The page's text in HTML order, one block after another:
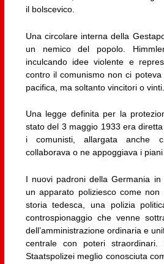
il bolscevico.
Una circolare interna della
un nemico del popolo.
inculcando idee violente e
contro il comunismo non ci
pacifica, ma soltanto vincitori o vinti.
Una legge definita per la
stato del 3 maggio 1933 era
i comunisti, allargata anche
collaborava o ne appoggiava i
I nuovi padroni della Germania
un apparato poliziesco come
storia tedesca, una polizia
controspionaggio che venne
dell’amministrazione ordinaria e
centrale con poteri straordinari.
Staatspolizei meglio conosciuta